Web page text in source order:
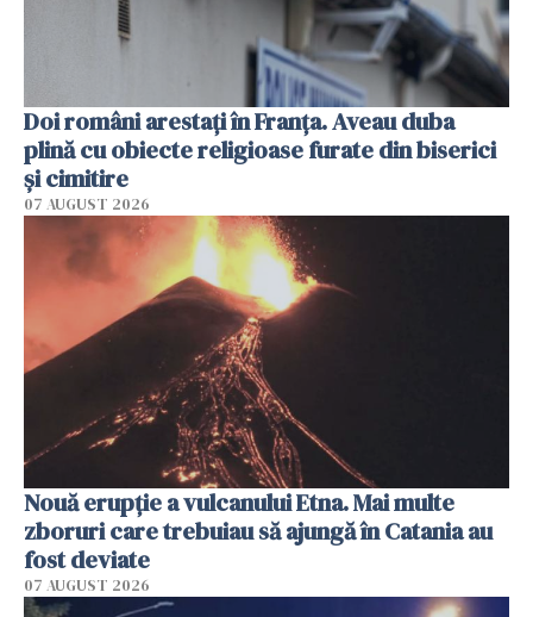
Doi români arestați în Franța. Aveau duba
plină cu obiecte religioase furate din biserici
și cimitire
07 AUGUST 2026
Nouă erupție a vulcanului Etna. Mai multe
zboruri care trebuiau să ajungă în Catania au
fost deviate
07 AUGUST 2026